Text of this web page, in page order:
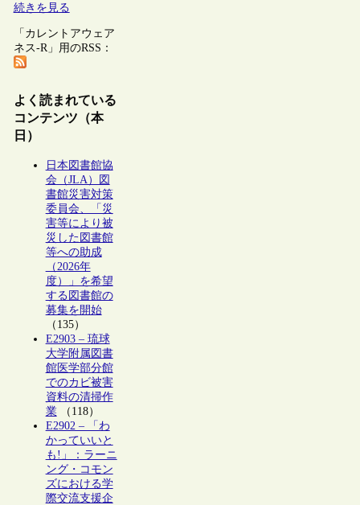
続きを見る
「カレントアウェア
ネス-R」用のRSS：
よく読まれている
コンテンツ（本
日）
日本図書館協
会（JLA）図
書館災害対策
委員会、「災
害等により被
災した図書館
等への助成
（2026年
度）」を希望
する図書館の
募集を開始
（135）
E2903 – 琉球
大学附属図書
館医学部分館
でのカビ被害
資料の清掃作
業（118）
E2902 – 「わ
かっていいと
も!」：ラーニ
ング・コモン
ズにおける学
際交流支援企